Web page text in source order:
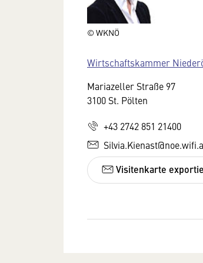
© WKNÖ
Wirtschaftskammer
Mariazeller Straße 97
3100 St. Pölten
+43 2742 851 21400
Visitenkarte